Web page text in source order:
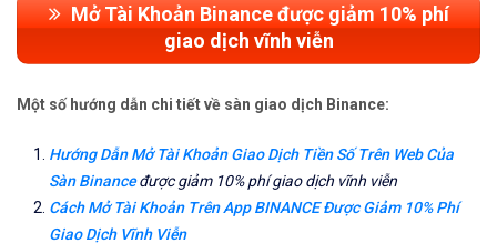
Mở Tài Khoản Binance được giảm 10% phí
giao dịch vĩnh viễn
Một số hướng dẫn chi tiết về sàn giao dịch Binance:
Hướng Dẫn Mở Tài Khoản Giao Dịch Tiền Số Trên Web Của
Sàn Binanceđược giảm 10% phí giao dịch vĩnh viễn
Cách Mở Tài Khoản Trên App BINANCE Được Giảm 10% Phí
Giao Dịch Vĩnh Viễn